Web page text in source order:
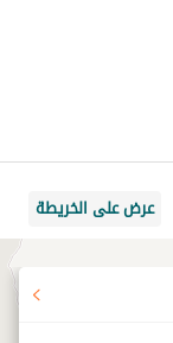
عرض على الخريطة